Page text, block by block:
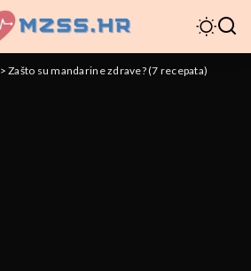
>Zašto su mandarine zdrave? (7 recepata)